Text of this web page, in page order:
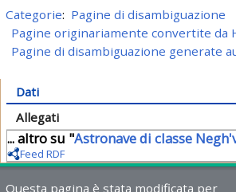
Categorie: Pagine di disambiguazione
Pagine originariamente convertite da
Pagine di disambiguazione generate
Dati
Allegati
... altro su "Astronave di classe
Feed RDF
Questa pagina è stata modificata per